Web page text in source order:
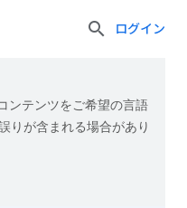
ログイン
ンテンツをご希望の言語
りが含まれる場合があり